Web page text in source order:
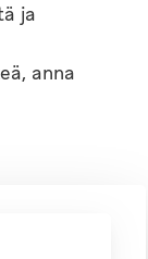
ja
anna